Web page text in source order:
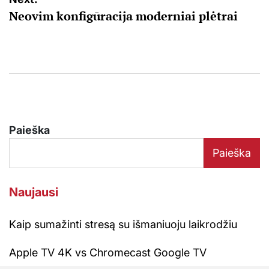
Neovim konfigūracija moderniai plėtrai
Paieška
Paieška
Naujausi
Kaip sumažinti stresą su išmaniuoju laikrodžiu
Apple TV 4K vs Chromecast Google TV